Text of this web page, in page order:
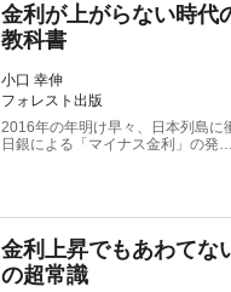
金利が上がらない時代
教科書
小口 幸伸
フォレスト出版
2016年の年明け早々、日本列島に
日銀による「マイナス金利」の発…
金利上昇でもあわてな
の超常識